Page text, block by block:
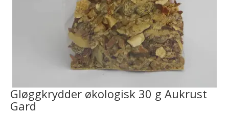
Gløggkrydder økologisk 30 g Aukrust
Gard